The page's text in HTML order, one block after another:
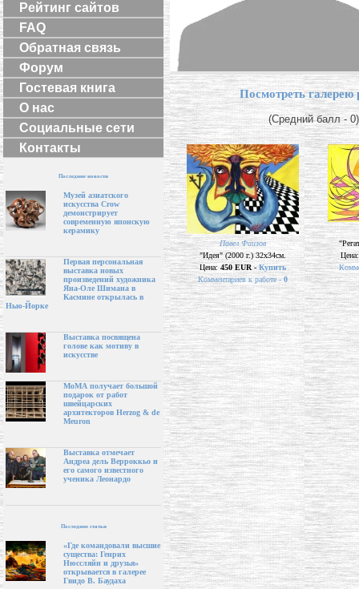
Рейтинг сайтов
FAQ
Обратная связь
Форум
Гостевая книга
О нас
Социальные сети
Контакты
Последние новости
Музей азиатского
искусства Crow
демонстрирует
современную японскую
керамику
Первая персональная
выставка новых
произведений художника
Яна-Оле Шимана в
Касмине открылась в
Нью-Йорке
Выставка посвящена
голове как мотиву в
искусстве
МоМА получает большой
подарок от работ
швейцарских
архитекторов Herzog & de
Meuron
Выставка отмечает
Андреа дель Верроккьо и
его самого известного
ученика Леонардо
Последние статьи
«Где командовали высшие
существа: Генрих
Нюссляйн и друзья»
открывается в галерее
Гвидо В. Баудаха
Посмотреть галерею
(Средний балл - 0)
Павел Фаизов
"Идея" (2000 г.) 32х34см.
Цена: 450 EUR -Купить
Комментариев к работе -0